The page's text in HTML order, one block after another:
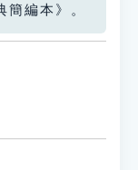
簡編本》。